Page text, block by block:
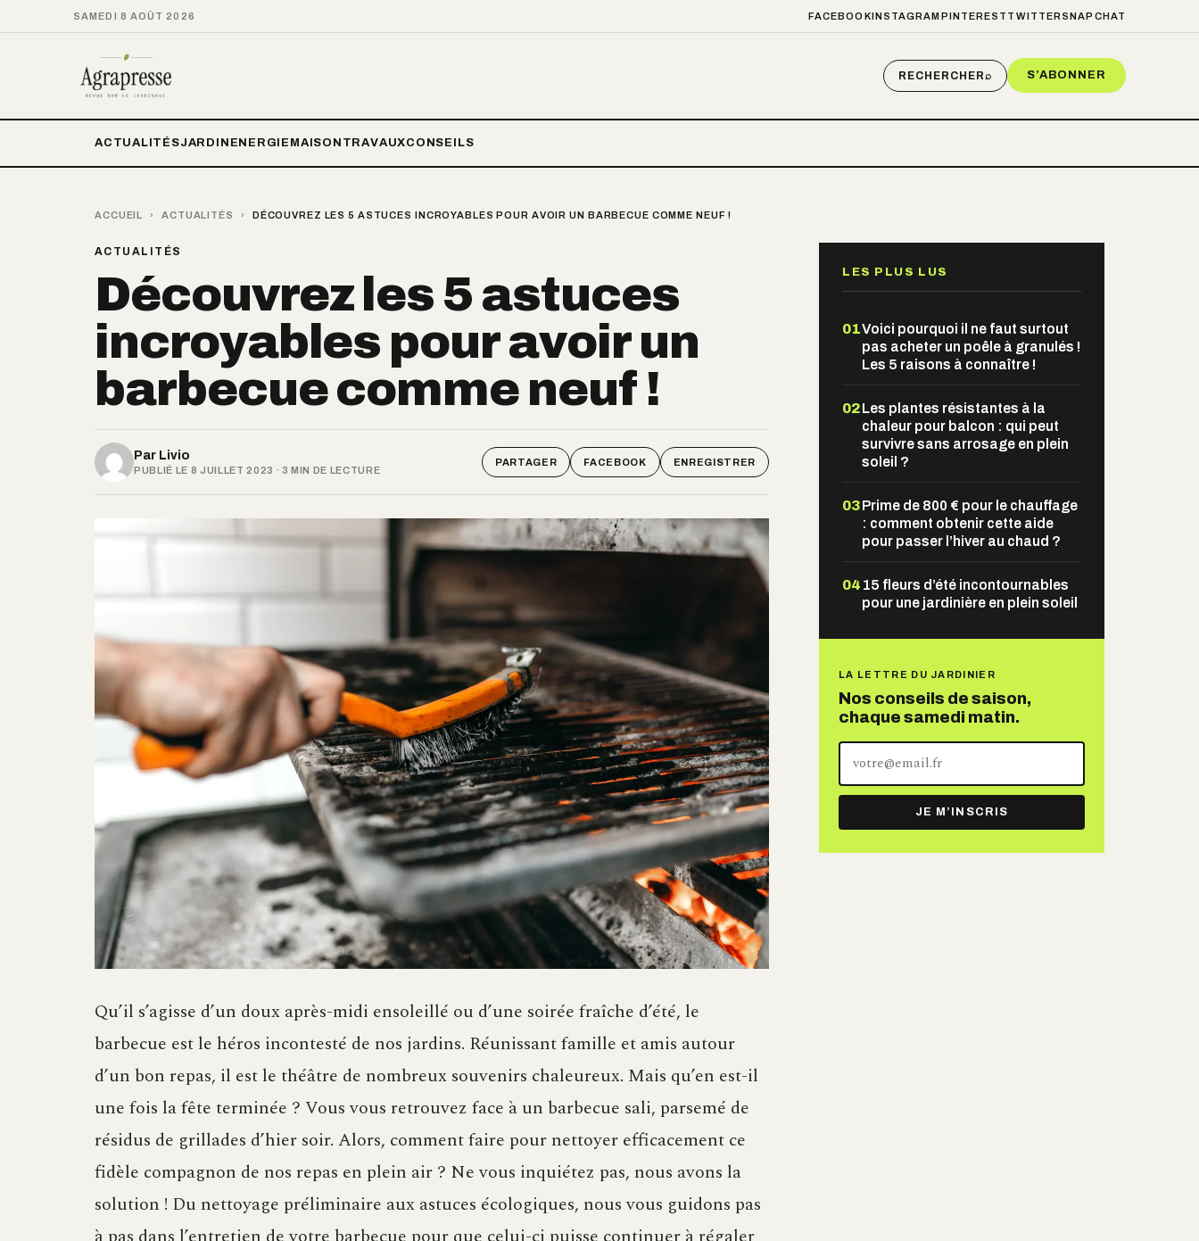
SAMEDI 8 AOÛT 2026 FACEBOOKINSTAGRAM PINTEREST TWITTER SNAPCHAT
RECHERCHER⌕ S’ABONNER
ACTUALITÉSJARDIN ENERGIE MAISON TRAVAUXCONSEILS
ACCUEIL › ACTUALITÉS › DÉCOUVREZ LES 5 ASTUCES INCROYABLES POUR AVOIR UN BARBECUE COMME NEUF !
ACTUALITÉS
Découvrez les 5 astuces
incroyables pour avoir un
barbecue comme neuf !
Par Livio
PUBLIÉ LE 8 JUILLET 2023 · 3 MIN DE LECTURE
PARTAGER FACEBOOK ENREGISTRER
Qu’il s’agisse d’un doux après-midi ensoleillé ou d’une soirée fraîche d’été, le
barbecue est le héros incontesté de nos jardins. Réunissant famille et amis autour
d’un bon repas, il est le théâtre de nombreux souvenirs chaleureux. Mais qu’en est-il
une fois la fête terminée ? Vous vous retrouvez face à un barbecue sali, parsemé de
résidus de grillades d’hier soir. Alors, comment faire pour nettoyer efficacement ce
fidèle compagnon de nos repas en plein air ? Ne vous inquiétez pas, nous avons la
solution ! Du nettoyage préliminaire aux astuces écologiques, nous vous guidons pas
LES PLUS LUS
01Voici pourquoi il ne faut surtout
pas acheter un poêle à granulés !
Les 5 raisons à connaître !
02Les plantes résistantes à la
chaleur pour balcon : qui peut
survivre sans arrosage en plein
soleil ?
03Prime de 800 € pour le chauffage
: comment obtenir cette aide
pour passer l’hiver au chaud ?
04 15 fleurs d’été incontournables
pour une jardinière en plein soleil
LA LETTRE DU JARDINIER
Nos conseils de saison,
chaque samedi matin.
adresse
mail
JE M’INSCRIS